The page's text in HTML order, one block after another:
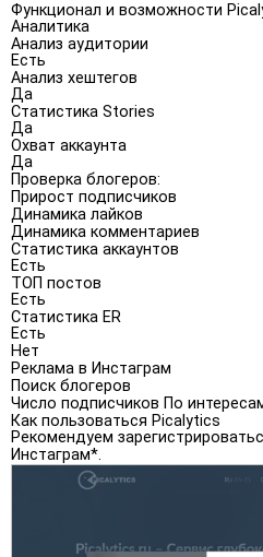
Функционал и возможности
Аналитика
Анализ аудитории
Есть
Анализ хештегов
Да
Статистика Stories
Да
Охват аккаунта
Да
Проверка блогеров:
Прирост подписчиков
Динамика лайков
Динамика комментариев
Статистика аккаунтов
Есть
ТОП постов
Есть
Статистика ER
Есть
Нет
Реклама в Инстаграм
Поиск блогеров
Число подписчиков По
Как пользоваться Picalytics
Рекомендуем
Инстаграм*.